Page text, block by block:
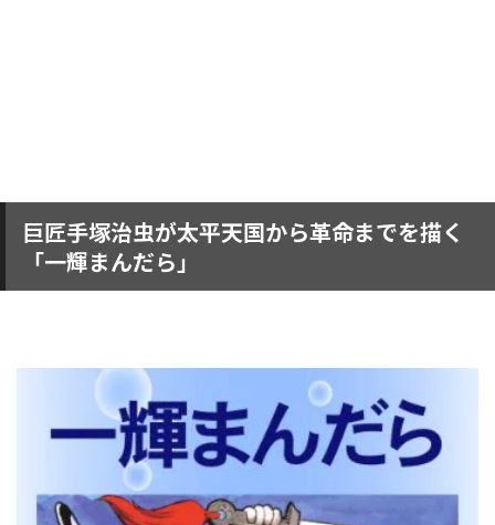
巨匠手塚治虫が太平天国から革命までを描く
「一輝まんだら」